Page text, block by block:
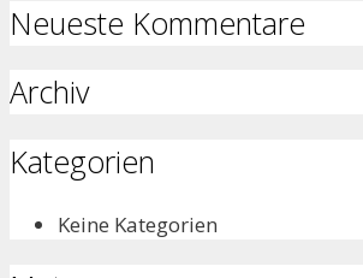
Neueste Kommentare
Archiv
Kategorien
Keine Kategorien